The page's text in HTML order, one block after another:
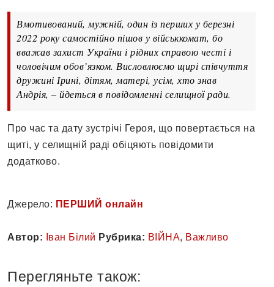
Вмотивований, мужній, один із перших у березні
2022 року самостійно пішов у військкомат, бо
вважав захист України і рідних справою честі і
чоловічим обов’язком. Висловлюємо щирі співчуття
дружині Ірині, дітям, матері, усім, хто знав
Андрія, – йдеться в повідомленні селищної ради.
Про час та дату зустрічі Героя, що повертається на
щиті, у селищній раді обіцяють повідомити
додатково.
Джерело: ПЕРШИЙ онлайн
Автор: Іван Білий Рубрика: ВІЙНА, Важливо
Перегляньте також: